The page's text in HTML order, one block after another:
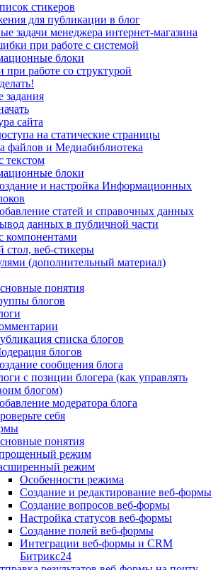
стикеров
для публикации в блог
задачи менеджера интернет-магазина
при работе с системой
блоки
работе со структурой
задания
сайта
на статические страницы
файлов и Медиабиблиотека
текстом
блоки
и настройка Информационных
статей и справочных данных
данных в публичной части
компонентами
стол, веб-стикеры
(дополнительный материал)
понятия
блогов
списка блогов
блогов
сообщения блога
с позиции блогера (как управлять
блогом)
модератора блога
себя
понятия
режим
режим
Особенности режима
Создание и редактирование веб-формы
Создание вопросов веб-формы
Настройка статусов веб-формы
Создание полей веб-формы
Интеграции веб-формы и CRM
Битрикс24